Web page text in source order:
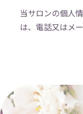
当サロンの個人
は、電話又はメ